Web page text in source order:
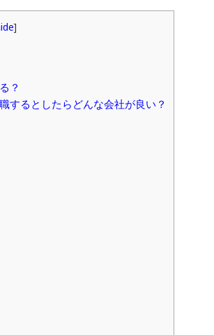
]
？
するとしたらどんな会社が良い？